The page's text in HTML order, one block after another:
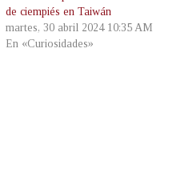
de ciempiés en Taiwán
martes, 30 abril 2024 10:35 AM
En «Curiosidades»